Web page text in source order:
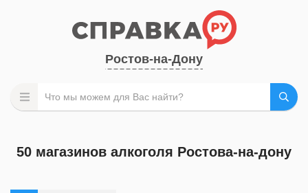
Ростов-на-Дону
50 магазинов алкоголя Ростова-на-дону